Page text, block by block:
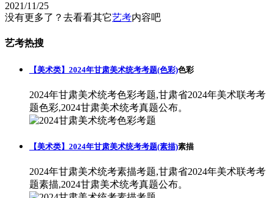
2021/11/25
没有更多了？去看看其它艺考内容吧
艺考热搜
【美术类】2024年甘肃美术统考考题(色彩)色彩
2024年甘肃美术统考色彩考题,甘肃省2024年美术联考考
题色彩,2024甘肃美术统考真题公布。
【美术类】2024年甘肃美术统考考题(素描)素描
2024年甘肃美术统考素描考题,甘肃省2024年美术联考考
题素描,2024甘肃美术统考真题公布。